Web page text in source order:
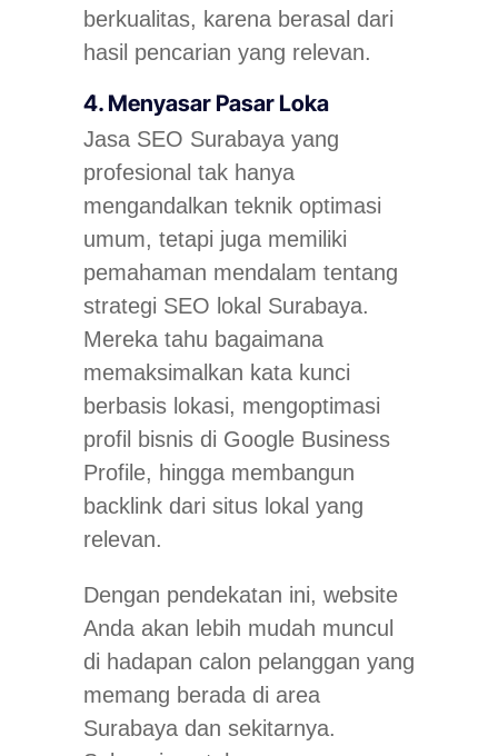
berkualitas, karena berasal dari
hasil pencarian yang relevan.
4. Menyasar Pasar Loka
Jasa SEO Surabaya yang
profesional tak hanya
mengandalkan teknik optimasi
umum, tetapi juga memiliki
pemahaman mendalam tentang
strategi SEO lokal Surabaya.
Mereka tahu bagaimana
memaksimalkan kata kunci
berbasis lokasi, mengoptimasi
profil bisnis di Google Business
Profile, hingga membangun
backlink dari situs lokal yang
relevan.
Dengan pendekatan ini, website
Anda akan lebih mudah muncul
di hadapan calon pelanggan yang
memang berada di area
Surabaya dan sekitarnya.